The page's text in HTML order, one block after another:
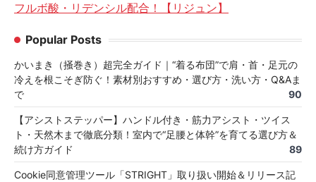
フルボ酸・リデンシル配合！【リジュン】
Popular Posts
かいまき（掻巻き）超完全ガイド｜“着る布団”で肩・首・足元の
冷えを根こそぎ防ぐ！素材別おすすめ・選び方・洗い方・Q&Aま
で
90
【アシストステッパー】ハンドル付き・筋力アシスト・ツイス
ト・天然木まで徹底分類！室内で“足腰と体幹”を育てる選び方＆
続け方ガイド
89
Cookie同意管理ツール「STRIGHT」取り扱い開始＆リリース記